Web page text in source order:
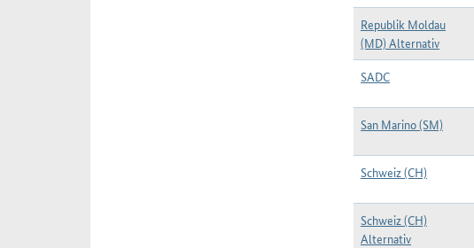
Republik Moldau
(MD) Alternativ
SADC
San Marino (SM)
Schweiz (CH)
Schweiz (CH)
Alternativ